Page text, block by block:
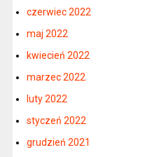
czerwiec 2022
maj 2022
kwiecień 2022
marzec 2022
luty 2022
styczeń 2022
grudzień 2021